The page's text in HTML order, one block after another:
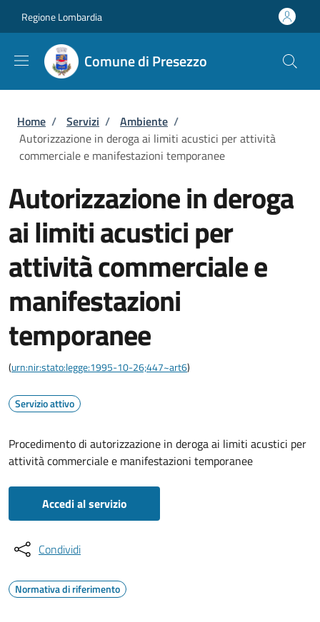
Regione Lombardia
Comune di Presezzo
Briciole di pane
Home / Servizi / Ambiente /
Autorizzazione in deroga ai limiti acustici per attività
commerciale e manifestazioni temporanee
Autorizzazione in deroga
ai limiti acustici per
attività commerciale e
manifestazioni
temporanee
(urn:nir:stato:legge:1995-10-26;447~art6)
Servizio attivo
Procedimento di autorizzazione in deroga ai limiti acustici per
attività commerciale e manifestazioni temporanee
Accedi al servizio
Condividi
Normativa di riferimento